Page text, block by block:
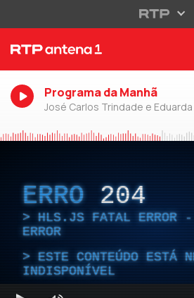
Programa da Manhã
José Carlos Trindade e
ERRO 204
HLS.JS FATAL ERROR -
ERROR
ESTE CONTEÚDO ESTÁ
INDISPONÍVEL